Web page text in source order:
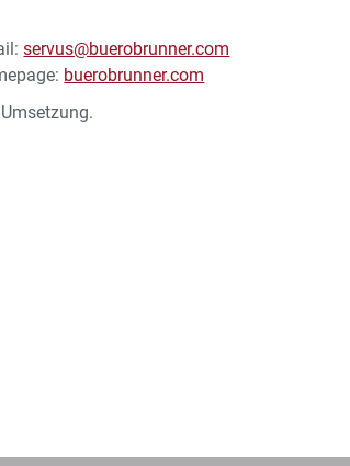
servus@buerobrunner.com
buerobrunner.com